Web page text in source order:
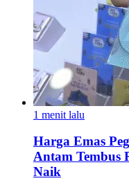
1 menit lalu
Harga Emas
Antam Tembus
Naik